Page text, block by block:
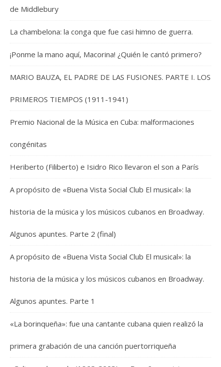
de Middlebury
La chambelona: la conga que fue casi himno de guerra.
¡Ponme la mano aquí, Macorina! ¿Quién le cantó primero?
MARIO BAUZA, EL PADRE DE LAS FUSIONES. PARTE I. LOS
PRIMEROS TIEMPOS (1911-1941)
Premio Nacional de la Música en Cuba: malformaciones
congénitas
Heriberto (Filiberto) e Isidro Rico llevaron el son a París
A propósito de «Buena Vista Social Club El musical»: la
historia de la música y los músicos cubanos en Broadway.
Algunos apuntes. Parte 2 (final)
A propósito de «Buena Vista Social Club El musical»: la
historia de la música y los músicos cubanos en Broadway.
Algunos apuntes. Parte 1
«La borinqueña»: fue una cantante cubana quien realizó la
primera grabación de una canción puertorriqueña